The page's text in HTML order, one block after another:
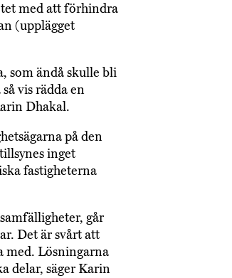
med att förhindra
(upplägget
som ändå skulle bli
vis rädda en
Dhakal.
på den
inget
fastigheterna
går
Det är svårt att
med. Lösningarna
delar, säger Karin